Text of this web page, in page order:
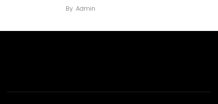
By Admin